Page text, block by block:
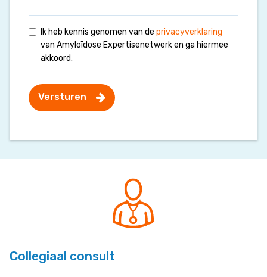
Ik heb kennis genomen van de privacyverklaring
van Amyloïdose Expertisenetwerk en ga hiermee
akkoord.
Versturen
Collegiaal consult